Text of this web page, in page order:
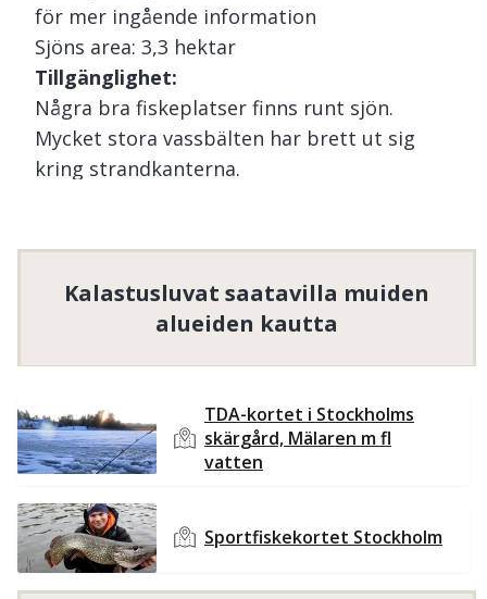
för mer ingående information
Sjöns area: 3,3 hektar
Tillgänglighet:
Några bra fiskeplatser finns runt sjön.
Mycket stora vassbälten har brett ut sig
kring strandkanterna.
Råcksta träsk har inga fiskarter i
troféformat men erbjuder framförallt ett
Övrigt:
Sjön ingår i Grimsta naturreservat. Sjön är
även viktig för groddjur och trollsländor.
Fågellivet är relativt artfattigt.
Sportfiskekortet Stockholm ei tarjoa ilmaista
kalastusta lapsille ja nuorille, mutta tarjoaa yhden
Kalastusluvat saatavilla muiden
alueiden kautta
TDA-kortet i Stockholms
skärgård, Mälaren m fl
vatten
Sportfiskekortet Stockholm